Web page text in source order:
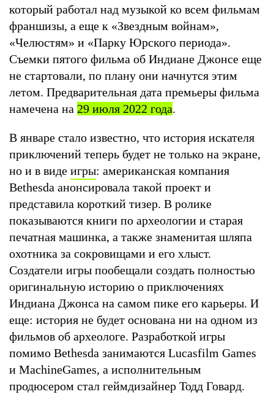
который работал над музыкой ко всем фильмам
франшизы, а еще к «Звездным войнам»,
«Челюстям» и «Парку Юрского периода».
Съемки пятого фильма об Индиане Джонсе еще
не стартовали, по плану они начнутся этим
летом. Предварительная дата премьеры фильма
намечена на 29 июля 2022 года.
В январе стало известно, что история искателя
приключений теперь будет не только на экране,
но и в виде игры: американская компания
Bethesda анонсировала такой проект и
представила короткий тизер. В ролике
показываются книги по археологии и старая
печатная машинка, а также знаменитая шляпа
охотника за сокровищами и его хлыст.
Создатели игры пообещали создать полностью
оригинальную историю о приключениях
Индиана Джонса на самом пике его карьеры. И
еще: история не будет основана ни на одном из
фильмов об археологе. Разработкой игры
помимо Bethesda занимаются Lucasfilm Games
и MachineGames, а исполнительным
продюсером стал геймдизайнер Тодд Говард.